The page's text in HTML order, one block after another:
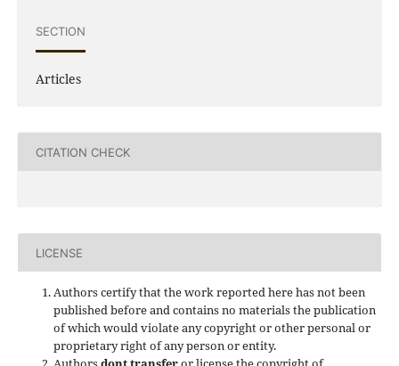
SECTION
Articles
CITATION CHECK
LICENSE
Authors certify that the work reported here has not been
published before and contains no materials the publication
of which would violate any copyright or other personal or
proprietary right of any person or entity.